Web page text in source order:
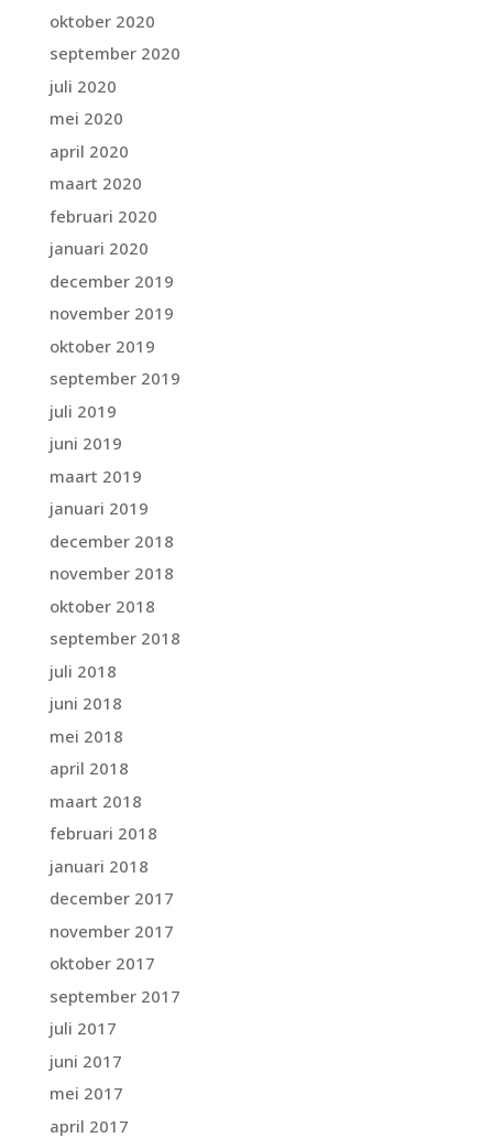
oktober 2020
september 2020
juli 2020
mei 2020
april 2020
maart 2020
februari 2020
januari 2020
december 2019
november 2019
oktober 2019
september 2019
juli 2019
juni 2019
maart 2019
januari 2019
december 2018
november 2018
oktober 2018
september 2018
juli 2018
juni 2018
mei 2018
april 2018
maart 2018
februari 2018
januari 2018
december 2017
november 2017
oktober 2017
september 2017
juli 2017
juni 2017
mei 2017
april 2017